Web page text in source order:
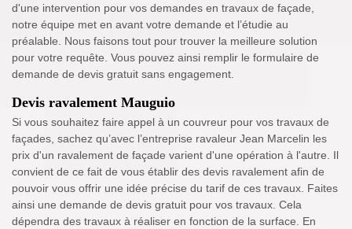
d'une intervention pour vos demandes en travaux de façade,
notre équipe met en avant votre demande et l’étudie au
préalable. Nous faisons tout pour trouver la meilleure solution
pour votre requête. Vous pouvez ainsi remplir le formulaire de
demande de devis gratuit sans engagement.
Devis ravalement Mauguio
Si vous souhaitez faire appel à un couvreur pour vos travaux de
façades, sachez qu’avec l’entreprise ravaleur Jean Marcelin les
prix d'un ravalement de façade varient d'une opération à l'autre. Il
convient de ce fait de vous établir des devis ravalement afin de
pouvoir vous offrir une idée précise du tarif de ces travaux. Faites
ainsi une demande de devis gratuit pour vos travaux. Cela
dépendra des travaux à réaliser en fonction de la surface. En